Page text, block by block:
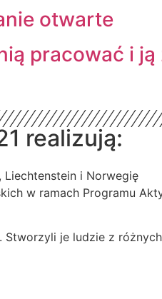
otwarte
pracować i ją
realizują:
Liechtenstein i Norwegię
w ramach Programu
Stworzyli je ludzie z